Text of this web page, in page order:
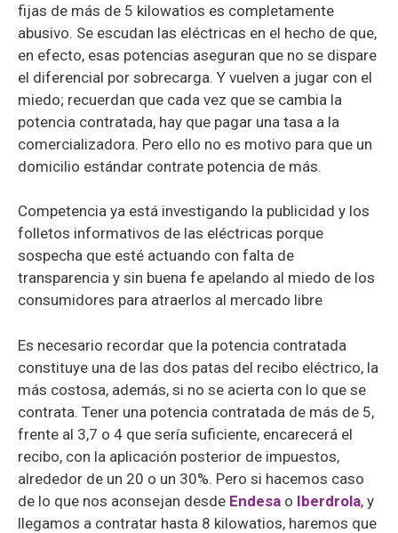
fijas de más de 5 kilowatios es completamente
abusivo. Se escudan las eléctricas en el hecho de que,
en efecto, esas potencias aseguran que no se dispare
el diferencial por sobrecarga. Y vuelven a jugar con el
miedo; recuerdan que cada vez que se cambia la
potencia contratada, hay que pagar una tasa a la
comercializadora. Pero ello no es motivo para que un
domicilio estándar contrate potencia de más.
Competencia ya está investigando la publicidad y los
folletos informativos de las eléctricas porque
sospecha que esté actuando con falta de
transparencia y sin buena fe apelando al miedo de los
consumidores para atraerlos al mercado libre
Es necesario recordar que la potencia contratada
constituye una de las dos patas del recibo eléctrico, la
más costosa, además, si no se acierta con lo que se
contrata. Tener una potencia contratada de más de 5,
frente al 3,7 o 4 que sería suficiente, encarecerá el
recibo, con la aplicación posterior de impuestos,
alrededor de un 20 o un 30%. Pero si hacemos caso
de lo que nos aconsejan desde Endesa o Iberdrola, y
llegamos a contratar hasta 8 kilowatios, haremos que